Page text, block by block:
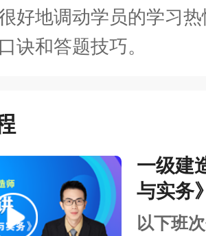
好地调动学员的学习
诀和答题技巧。
一级建
与实务》
以下班